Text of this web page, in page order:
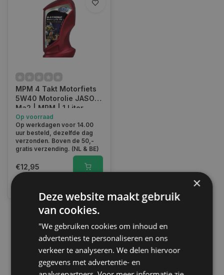
MPM 4 Takt Motorfiets
5W40 Motorolie JASO
Ma2 | MPM | 1 Liter
57001
Op voorraad
Op werkdagen voor 14.00
uur besteld, dezelfde dag
verzonden. Boven de 50,-
gratis verzending. (NL & BE)
€12,95
1
×
Deze website maakt gebruik
van cookies.
"We gebruiken cookies om inhoud en
advertenties te personaliseren en ons
verkeer te analyseren. We delen hiervoor
gegevens met advertentie- en